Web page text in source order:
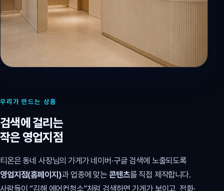
우리가 만드는 상품
검색에 걸리는
작은 영업지점
티온은 동네 사장님의 가게가 네이버·구글 검색에 노출되도록
영업지점(홈페이지)과 업종에 맞는 콘텐츠를 직접 제작합니다.
사람들이 “김해 에어컨청소”처럼 검색하면 가게가 보이고, 전화·